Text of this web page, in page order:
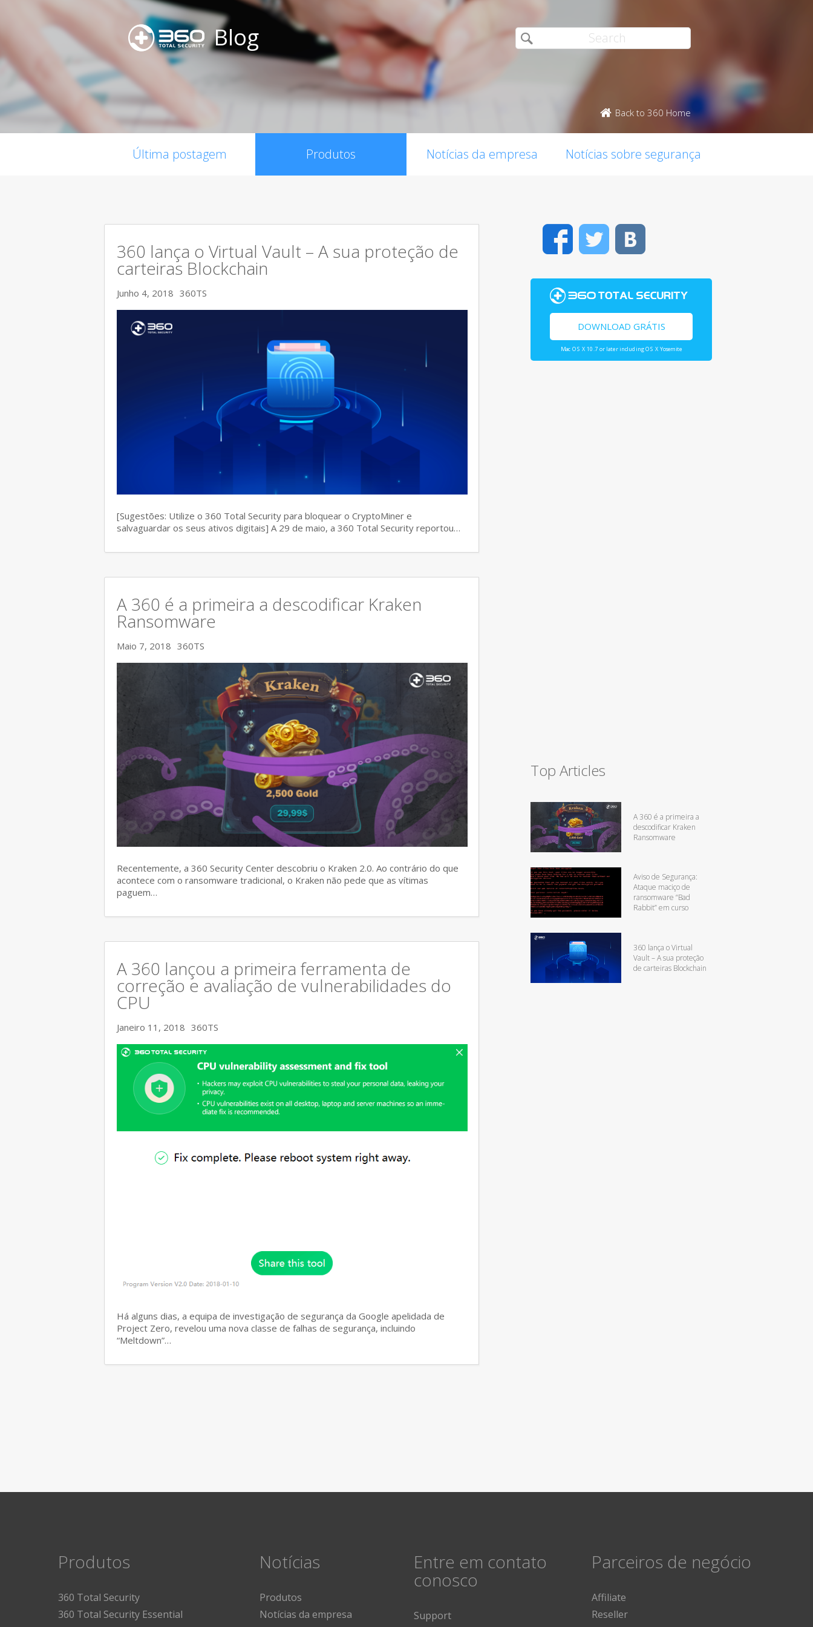
Blog
Back to 360 Home
Última postagem Produtos Notícias da empresa Notícias sobre segurança
360 lança o Virtual Vault – A sua proteção de
carteiras Blockchain
Junho 4, 2018 360TS
[Sugestões: Utilize o 360 Total Security para bloquear o CryptoMiner e
salvaguardar os seus ativos digitais] A 29 de maio, a 360 Total Security reportou…
A 360 é a primeira a descodificar Kraken
Ransomware
Maio 7, 2018 360TS
Recentemente, a 360 Security Center descobriu o Kraken 2.0. Ao contrário do que
acontece com o ransomware tradicional, o Kraken não pede que as vítimas
paguem…
A 360 lançou a primeira ferramenta de
correção e avaliação de vulnerabilidades do
CPU
Janeiro 11, 2018 360TS
Há alguns dias, a equipa de investigação de segurança da Google apelidada de
Project Zero, revelou uma nova classe de falhas de segurança, incluindo
“Meltdown”…
FacebookTwitter
DOWNLOAD GRÁTIS
Mac OS X 10.7 or later including OS X Yosemite
Top Articles
A 360 é a primeira a
descodificar Kraken
Ransomware
Aviso de Segurança:
Ataque maciço de
ransomware “Bad
Rabbit” em curso
360 lança o Virtual
Vault – A sua proteção
de carteiras Blockchain
Produtos
360 Total Security
360 Total Security Essential
Notícias
Produtos
Notícias da empresa
Entre em contato
conosco
Support
Parceiros de negócio
Affiliate
Reseller